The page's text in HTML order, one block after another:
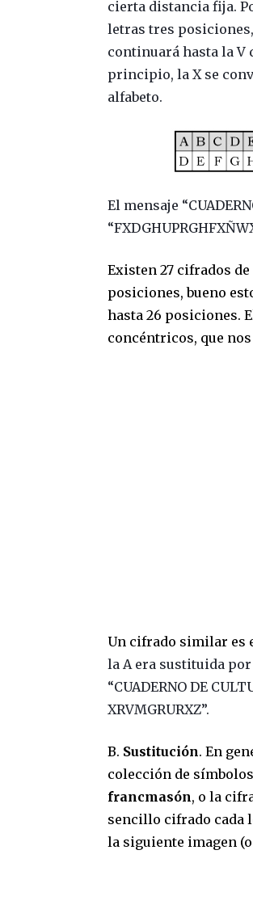
cierta distancia fija.
letras tres posiciones,
continuará hasta la V
principio, la X se
alfabeto.
El mensaje
Existen 27 cifrados
posiciones, bueno
hasta 26 posiciones.
concéntricos, que
Un cifrado similar es
la A era sustituida por
“CUADERNO DE
XRVMGRURXZ”.
B. Sustitución. En
colección de
francmasón, o la
sencillo cifrado cada
la siguiente imagen